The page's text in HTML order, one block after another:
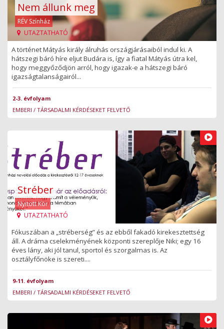
Nem állunk meg
RÉV Színház
UTAZTATHATÓ
A történet Mátyás király álruhás országjárásaiból indul ki. A
hátszegi báró híre eljut Budára is, így a fiatal Mátyás útra kel,
hogy meggyőződjön arról, hogy igazak-e a hátszegi báró
igazságtalanságairól...
2-3. évfolyam
EMBERI / TÁRSADALMI KÉRDÉSEKET FELVETŐ
Stréber
Nyitott Kör
UTAZTATHATÓ
Fókuszában a „stréberség” és az ebből fakadó kirekesztettség
áll. A dráma cselekményének központi szereplője Niki; egy 16
éves lány, aki jól tanul, sportol és szorgalmas is. Az
osztályfőnöke is szereti....
9-11. évfolyam
EMBERI / TÁRSADALMI KÉRDÉSEKET FELVETŐ